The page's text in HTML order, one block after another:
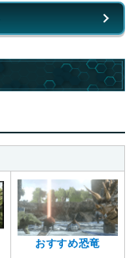
おすすめ恐竜